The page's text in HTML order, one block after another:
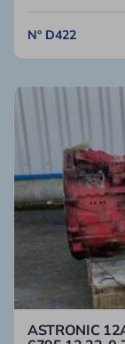
N° D422
ASTRONIC